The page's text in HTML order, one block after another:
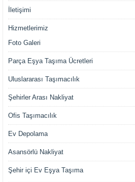
İletişimi
Hizmetlerimiz
Foto Galeri
Parça Eşya Taşıma Ücretleri
Uluslararası Taşımacılık
Şehirler Arası Nakliyat
Ofis Taşımacılık
Ev Depolama
Asansörlü Nakliyat
Şehir içi Ev Eşya Taşıma